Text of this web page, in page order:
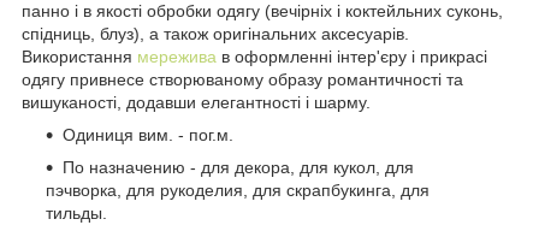
панно і в якості обробки одягу (вечірніх і коктейльних суконь,
спідниць, блуз), а також оригінальних аксесуарів.
Використання мережива в оформленні інтер'єру і прикрасі
одягу привнесе створюваному образу романтичності та
вишуканості, додавши елегантності і шарму.
Одиниця вим. - пог.м.
По назначению - для декора, для кукол, для
пэчворка, для рукоделия, для скрапбукинга, для
тильды.